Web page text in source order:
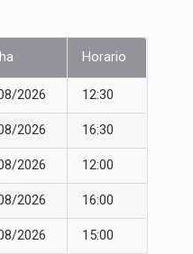
Horario
2026 12:30
2026 16:30
2026 12:00
2026 16:00
2026 15:00